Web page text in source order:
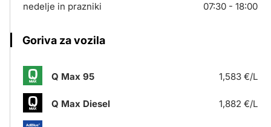
nedelje in prazniki
07:30 - 18:00
Goriva za vozila
Q Max 95 1,583 €/L
Q Max Diesel 1,882 €/L